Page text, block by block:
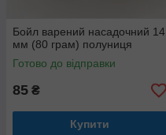
Бойл варений насадочний 14
мм (80 грам) полуниця
Готово до відправки
85 ₴
Купити